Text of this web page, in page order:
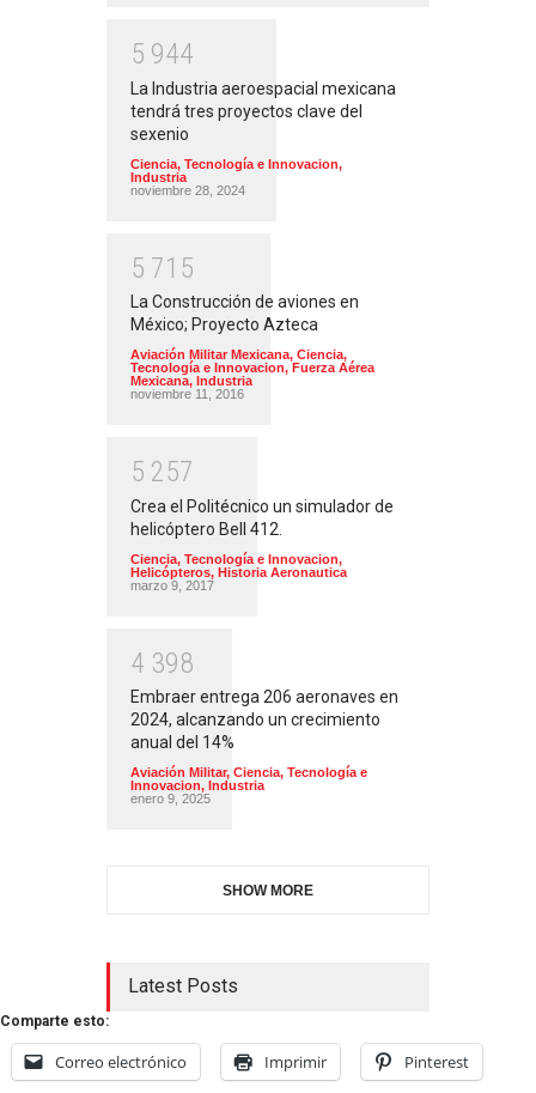
5 944
La Industria aeroespacial mexicana
tendrá tres proyectos clave del
sexenio
Ciencia, Tecnología e Innovacion,
Industria
noviembre 28, 2024
5 71 5
La Construcción de aviones en
México; Proyecto Azteca
Aviación Militar Mexicana, Ciencia,
Tecnología e Innovacion, Fuerza Aérea
Mexicana, Industria
noviembre 11, 2016
5 257
Crea el Politécnico un simulador de
helicóptero Bell 412.
Ciencia, Tecnología e Innovacion,
Helicópteros, Historia Aeronautica
marzo 9, 2017
4 398
Embraer entrega 206 aeronaves en
2024, alcanzando un crecimiento
anual del 14%
Aviación Militar, Ciencia, Tecnología e
Innovacion, Industria
enero 9, 2025
SHOW MORE
Latest Posts
Comparte esto:
Correo electrónico Imprimir Pinterest